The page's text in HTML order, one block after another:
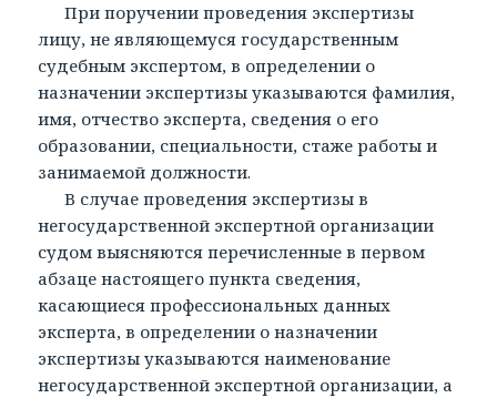
При поручении проведения экспертизы
лицу, не являющемуся государственным
судебным экспертом, в определении о
назначении экспертизы указываются фамилия,
имя, отчество эксперта, сведения о его
образовании, специальности, стаже работы и
занимаемой должности.
В случае проведения экспертизы в
негосударственной экспертной организации
судом выясняются перечисленные в первом
абзаце настоящего пункта сведения,
касающиеся профессиональных данных
эксперта, в определении о назначении
экспертизы указываются наименование
негосударственной экспертной организации, а